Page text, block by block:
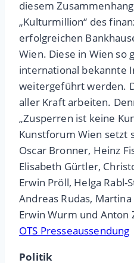
diesem
„Kulturmillion“ des
erfolgreichen
Wien. Diese in Wien so
international bekannte
weitergeführt werden.
aller Kraft arbeiten.
„Zusperren ist keine
Kunstforum Wien setzt
Oscar Bronner, Heinz
Elisabeth Gürtler,
Erwin Pröll, Helga Rabl-
Andreas Rudas, Martina
Erwin Wurm und Anton
OTS Presseaussendung
Politik